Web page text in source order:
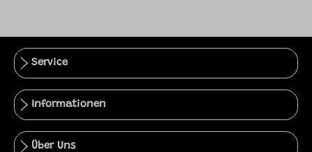
Service
Informationen
Über Uns